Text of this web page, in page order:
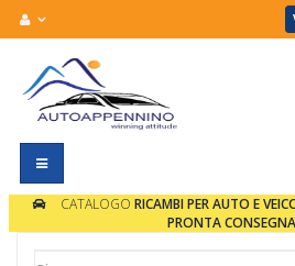
Navigazione
Toggle
CATALOGO RICAMBI PER AUTO E
PRONTA CONSEGNA